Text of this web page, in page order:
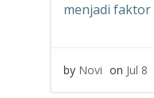
menjadi
by Novi on Jul 8